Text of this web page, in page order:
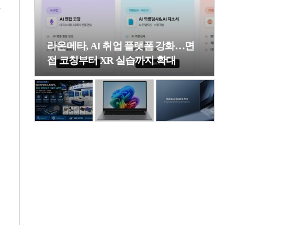
라온메타, AI 취업 플랫폼 강화…면
접 코칭부터 XR 실습까지 확대